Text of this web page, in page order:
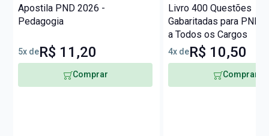
Apostila PND 2026 -
Pedagogia
5x deR$ 11,20
Comprar
Livro 400 Questões
Gabaritadas para PND
a Todos os Cargos
4x deR$ 10,50
Comprar